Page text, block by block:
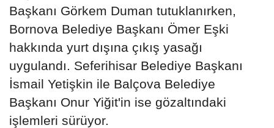
Başkanı Görkem Duman tutuklanırken,
Bornova Belediye Başkanı Ömer Eşki
hakkında yurt dışına çıkış yasağı
uygulandı. Seferihisar Belediye Başkanı
İsmail Yetişkin ile Balçova Belediye
Başkanı Onur Yiğit'in ise gözaltındaki
işlemleri sürüyor.